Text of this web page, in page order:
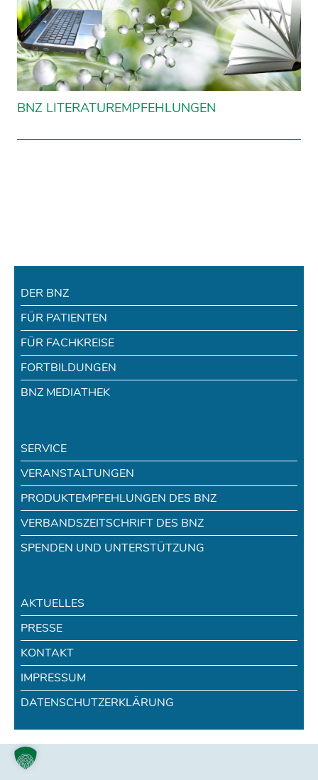
BNZ LITERATUREMPFEHLUNGEN
DER BNZ
FÜR PATIENTEN
FÜR FACHKREISE
FORTBILDUNGEN
BNZ MEDIATHEK
SERVICE
VERANSTALTUNGEN
PRODUKTEMPFEHLUNGEN DES BNZ
VERBANDSZEITSCHRIFT DES BNZ
SPENDEN UND UNTERSTÜTZUNG
AKTUELLES
PRESSE
KONTAKT
IMPRESSUM
DATENSCHUTZERKLÄRUNG